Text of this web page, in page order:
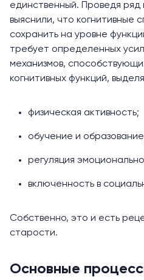
единственный. Проведя ряд
выяснили, что когнитивные
сохранить на уровне
требует определенных
механизмов,
когнитивных функций,
физическая активность;
обучение и
регуляция
включенность в
Собственно, это и есть
старости.
Основные